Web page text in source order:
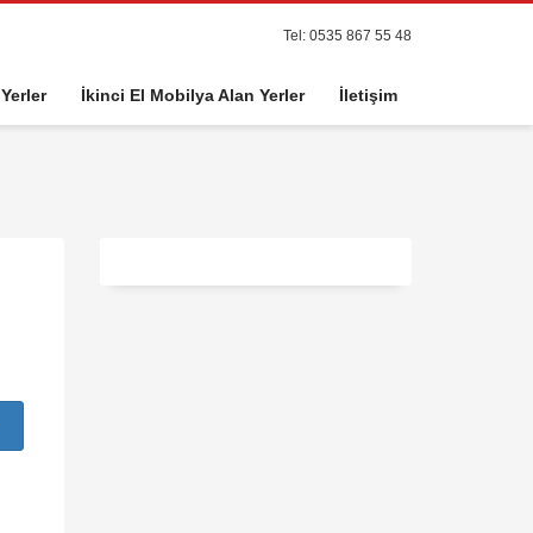
Tel: 0535 867 55 48
İkinci El Mobilya Alan Yerler İletişim